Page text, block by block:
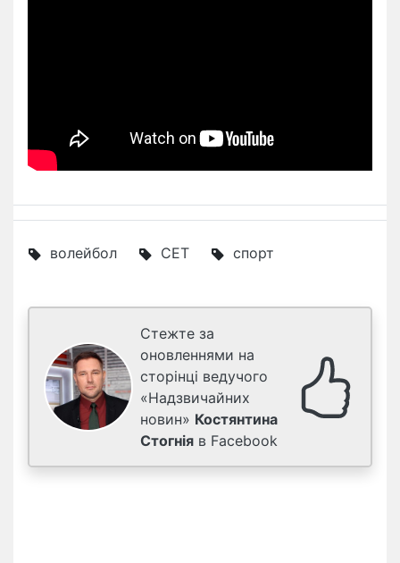
волейбол СЕТ спорт
Стежте за
оновленнями на
сторінці ведучого
«Надзвичайних
новин» Костянтина
Стогнія в Facebook